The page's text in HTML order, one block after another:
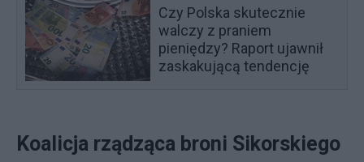
Czy Polska skutecznie
walczy z praniem
pieniędzy? Raport ujawnił
zaskakującą tendencję
Koalicja rządząca broni Sikorskiego